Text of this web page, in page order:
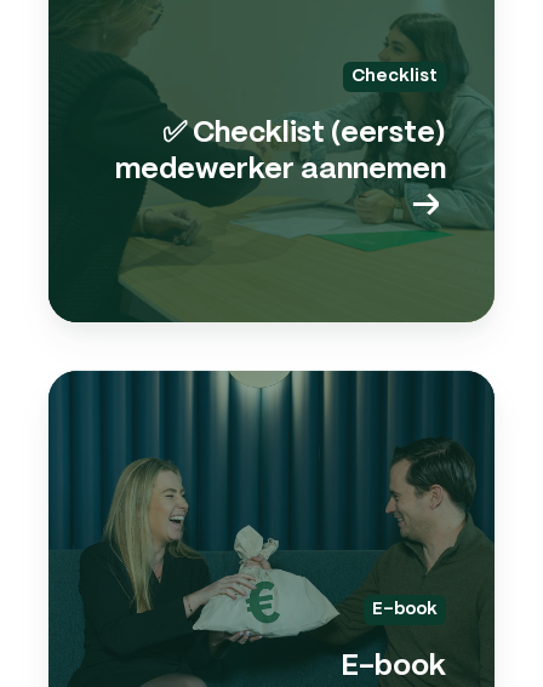
Checklist
✅ Checklist (eerste)
medewerker aannemen
→
E-book
E-book